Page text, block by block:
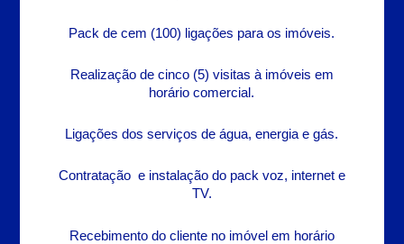
Pack de cem (100) ligações para os imóveis.
Realização de cinco (5) visitas à imóveis em
horário comercial.
Ligações dos serviços de água, energia e gás.
Contratação e instalação do pack voz, internet e
TV.
Recebimento do cliente no imóvel em horário